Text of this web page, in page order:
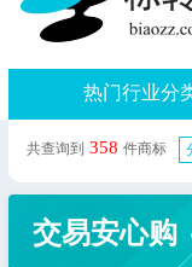
热门行业分
共查询到 358 件商标
交易安心购